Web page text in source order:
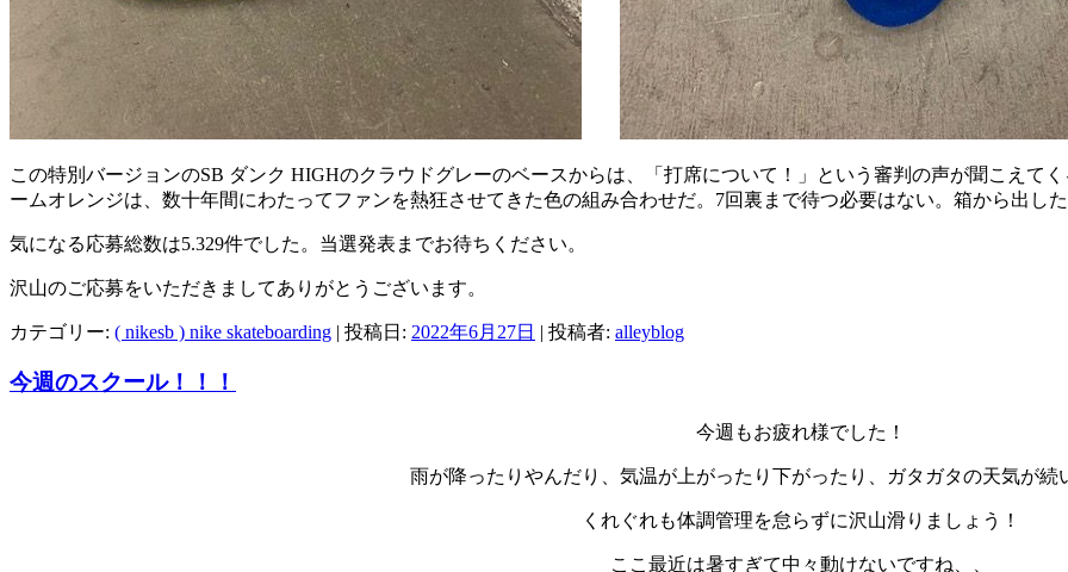
この特別バージョンのSB ダンク HIGHのクラウドグレーのベースからは、「打席について！」という審判の声が聞こえて
ームオレンジは、数十年間にわたってファンを熱狂させてきた色の組み合わせだ。7回裏まで待つ必要はない。箱から出し
気になる応募総数は5.329件でした。当選発表までお待ちください。
沢山のご応募をいただきましてありがとうございます。
カテゴリー: ( nikesb ) nike skateboarding | 投稿日: 2022年6月27日 | 投稿者: alleyblog
今週のスクール！！！
今週もお疲れ様でした！
雨が降ったりやんだり、気温が上がったり下がったり、ガタガタの天気が続
くれぐれも体調管理を怠らずに沢山滑りましょう！
ここ最近は暑すぎて中々動けないですね、、